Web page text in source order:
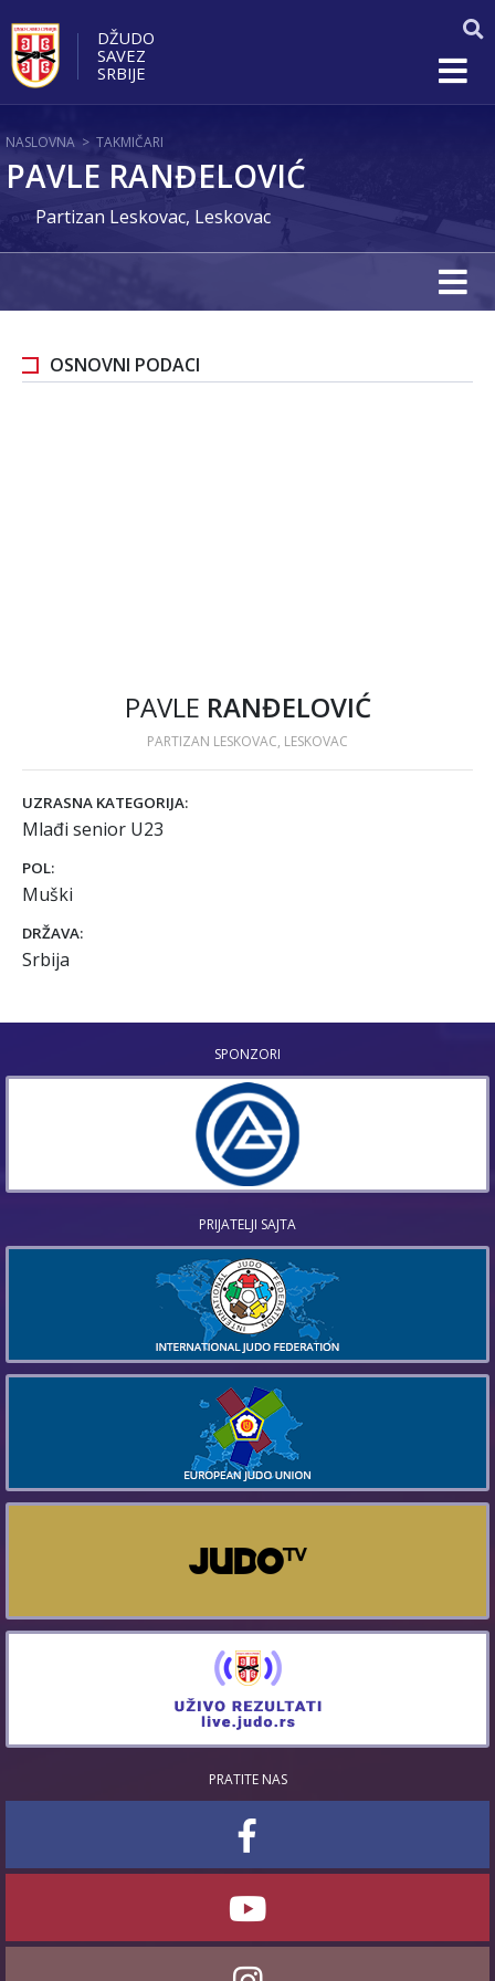
DŽUDO
SAVEZ
SRBIJE
NASLOVNA > TAKMIČARI
PAVLE RANĐELOVIĆ
Partizan Leskovac, Leskovac
OSNOVNI PODACI
PAVLE RANĐELOVIĆ
PARTIZAN LESKOVAC, LESKOVAC
UZRASNA KATEGORIJA:
Mlađi senior U23
POL:
Muški
DRŽAVA:
Srbija
SPONZORI
PRIJATELJI SAJTA
PRATITE NAS